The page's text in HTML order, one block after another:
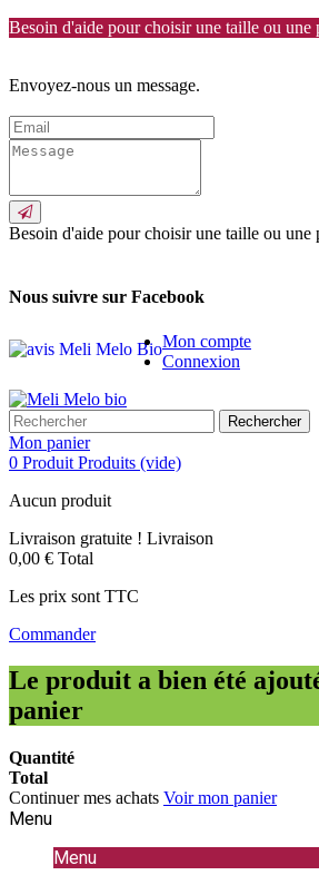
Besoin d'aide pour choisir une taille ou une
Envoyez-nous un message.
Besoin d'aide pour choisir une taille ou une
Nous suivre sur Facebook
Mon compte
Connexion
Rechercher
Mon panier
0 Produit Produits (vide)
Aucun produit
Livraison gratuite ! Livraison
0,00 € Total
Les prix sont TTC
Commander
Le produit a bien été
panier
Quantité
Total
Continuer mes achats Voir mon panier
Menu
Menu